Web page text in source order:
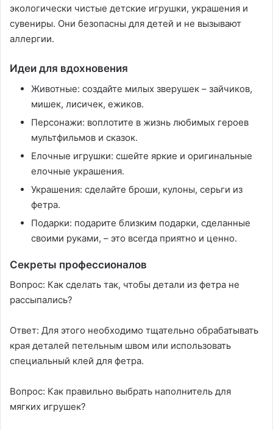
экологически чистые детские игрушки, украшения и
сувениры. Они безопасны для детей и не вызывают
аллергии.
Идеи для вдохновения
Животные: создайте милых зверушек – зайчиков,
мишек, лисичек, ежиков.
Персонажи: воплотите в жизнь любимых героев
мультфильмов и сказок.
Елочные игрушки: сшейте яркие и оригинальные
елочные украшения.
Украшения: сделайте броши, кулоны, серьги из
фетра.
Подарки: подарите близким подарки, сделанные
своими руками, – это всегда приятно и ценно.
Секреты профессионалов
Вопрос: Как сделать так, чтобы детали из фетра не
рассыпались?
Ответ: Для этого необходимо тщательно обрабатывать
края деталей петельным швом или использовать
специальный клей для фетра.
Вопрос: Как правильно выбрать наполнитель для
мягких игрушек?